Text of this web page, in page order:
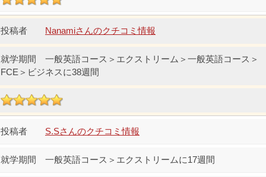
Nanamiさんのクチコミ情報
一般英語コース＞エクストリーム＞一般英語コース＞
FCE＞ビジネスに38週間
S.Sさんのクチコミ情報
一般英語コース＞エクストリームに17週間